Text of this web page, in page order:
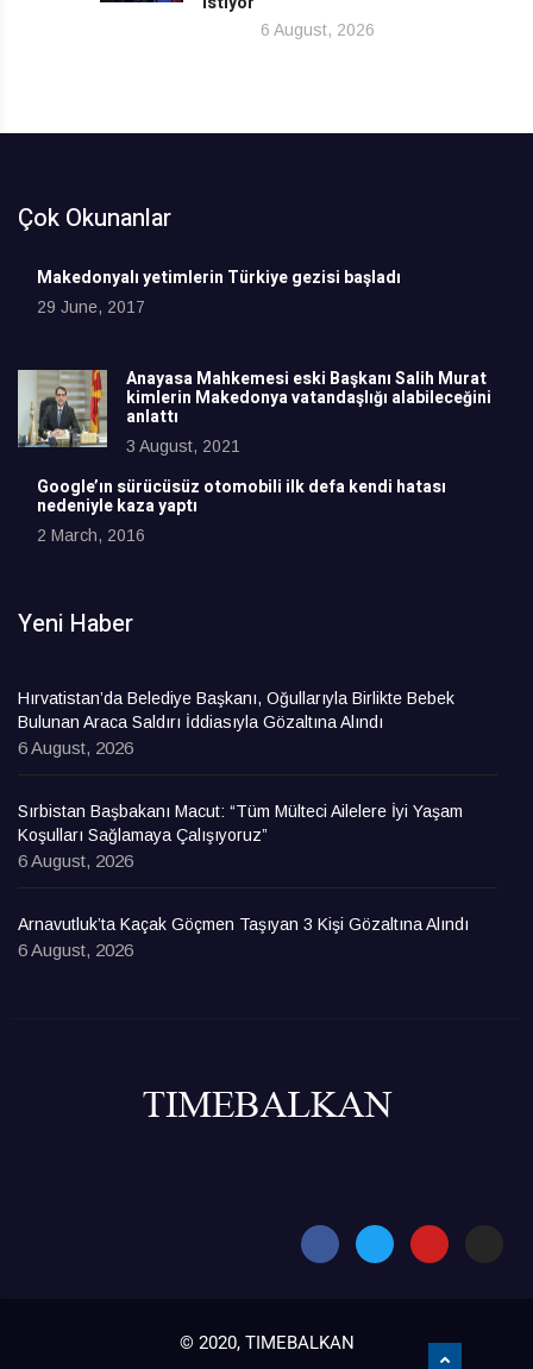
6 August, 2026
Çok Okunanlar
Makedonyalı yetimlerin Türkiye gezisi başladı
29 June, 2017
Anayasa Mahkemesi eski Başkanı Salih Murat
kimlerin Makedonya vatandaşlığı alabileceğini
anlattı
3 August, 2021
Google’ın sürücüsüz otomobili ilk defa kendi hatası
nedeniyle kaza yaptı
2 March, 2016
Yeni Haber
Hırvatistan’da Belediye Başkanı, Oğullarıyla Birlikte Bebek
Bulunan Araca Saldırı İddiasıyla Gözaltına Alındı
6 August, 2026
Sırbistan Başbakanı Macut: “Tüm Mülteci Ailelere İyi Yaşam
Koşulları Sağlamaya Çalışıyoruz”
6 August, 2026
Arnavutluk’ta Kaçak Göçmen Taşıyan 3 Kişi Gözaltına Alındı
6 August, 2026
© 2020, TIMEBALKAN